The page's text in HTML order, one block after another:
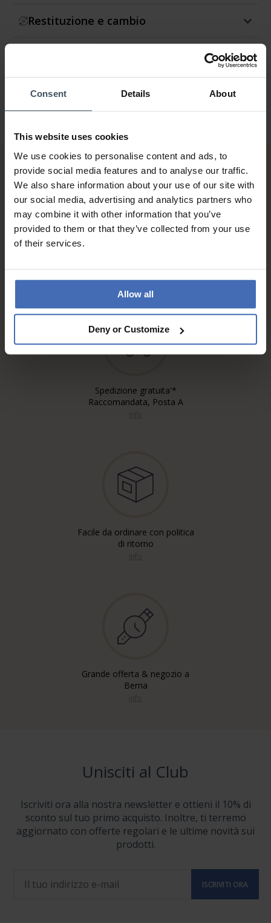
Consent Details About
This website uses cookies
We use cookies to personalise content and ads, to
provide social media features and to analyse our traffic.
We also share information about your use of our site with
our social media, advertising and analytics partners who
may combine it with other information that you’ve
provided to them or that they’ve collected from your use
of their services.
Allow all
Deny or Customize
Restituzione e cambio
Fattura & Pagamento a rate
info
Spedizione gratuita'*
Raccomandata, Posta A
Facile da ordinare con politica
di ritorno
Grande offerta & negozio a
Berna
Unisciti al Club
Iscriviti ora alla nostra newsletter e ottieni il 10% di
sconto sul tuo primo acquisto. Inoltre, ti terremo
aggiornato con offerte regolari e le ultime novità sui
prodotti.